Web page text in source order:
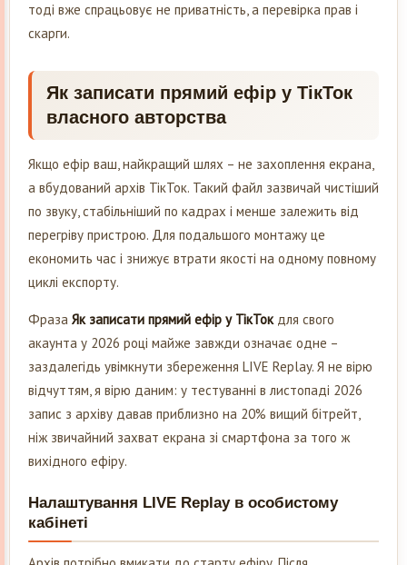
тоді вже спрацьовує не приватність, а перевірка прав і
скарги.
Як записати прямий ефір у ТікТок
власного авторства
Якщо ефір ваш, найкращий шлях – не захоплення екрана,
а вбудований архів ТікТок. Такий файл зазвичай чистіший
по звуку, стабільніший по кадрах і менше залежить від
перегріву пристрою. Для подальшого монтажу це
економить час і знижує втрати якості на одному повному
циклі експорту.
Фраза Як записати прямий ефір у ТікТокдля свого
акаунта у 2026 році майже завжди означає одне –
заздалегідь увімкнути збереження LIVE Replay. Я не вірю
відчуттям, я вірю даним: у тестуванні в листопаді 2026
запис з архіву давав приблизно на 20% вищий бітрейт,
ніж звичайний захват екрана зі смартфона за того ж
вихідного ефіру.
Налаштування LIVE Replay в особистому
кабінеті